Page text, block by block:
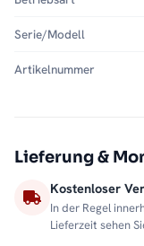
Serie/Modell
Artikelnummer
Lieferung &
Kostenloser
In der Regel
Lieferzeit sehen